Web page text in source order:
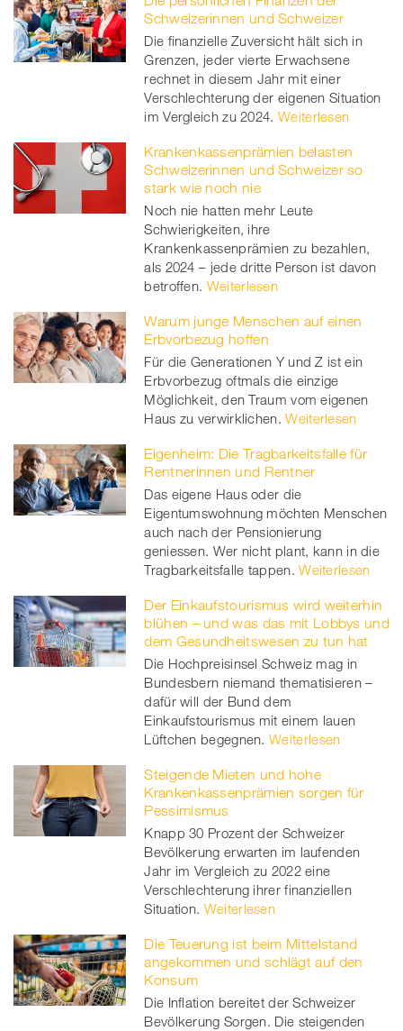
Schweizerinnen und Schweizer
Die finanzielle Zuversicht hält sich in
Grenzen, jeder vierte Erwachsene
rechnet in diesem Jahr mit einer
Verschlechterung der eigenen Situation
im Vergleich zu 2024. Weiterlesen
Krankenkassenprämien belasten
Schweizerinnen und Schweizer so
stark wie noch nie
Noch nie hatten mehr Leute
Schwierigkeiten, ihre
Krankenkassenprämien zu bezahlen,
als 2024 – jede dritte Person ist davon
betroffen. Weiterlesen
Warum junge Menschen auf einen
Erbvorbezug hoffen
Für die Generationen Y und Z ist ein
Erbvorbezug oftmals die einzige
Möglichkeit, den Traum vom eigenen
Haus zu verwirklichen. Weiterlesen
Eigenheim: Die Tragbarkeitsfalle für
Rentnerinnen und Rentner
Das eigene Haus oder die
Eigentumswohnung möchten Menschen
auch nach der Pensionierung
geniessen. Wer nicht plant, kann in die
Tragbarkeitsfalle tappen. Weiterlesen
Der Einkaufstourismus wird weiterhin
blühen – und was das mit Lobbys und
dem Gesundheitswesen zu tun hat
Die Hochpreisinsel Schweiz mag in
Bundesbern niemand thematisieren –
dafür will der Bund dem
Einkaufstourismus mit einem lauen
Lüftchen begegnen. Weiterlesen
Steigende Mieten und hohe
Krankenkassenprämien sorgen für
Pessimismus
Knapp 30 Prozent der Schweizer
Bevölkerung erwarten im laufenden
Jahr im Vergleich zu 2022 eine
Verschlechterung ihrer finanziellen
Situation. Weiterlesen
Die Teuerung ist beim Mittelstand
angekommen und schlägt auf den
Konsum
Die Inflation bereitet der Schweizer
Bevölkerung Sorgen. Die steigenden